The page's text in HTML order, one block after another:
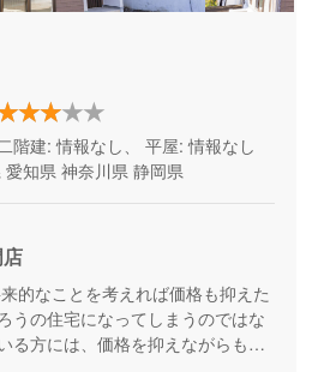
階建: 情報なし、 平屋: 情報なし
愛知県 神奈川県 静岡県
うの住宅になってしまうのではな
る方には、価格を抑えながらも良